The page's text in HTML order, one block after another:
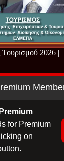
Τουρισμού 2026 |
for Premium
on